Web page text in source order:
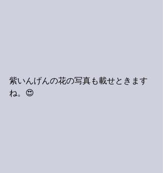
紫いんげんの花の写真も載せときます
ね。😍